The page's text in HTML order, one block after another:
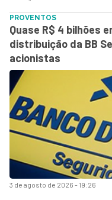
3 de agosto de 2026 - 19:26
PROVENTOS
Quase R$ 4 bilhões
distribuição da BB
acionistas